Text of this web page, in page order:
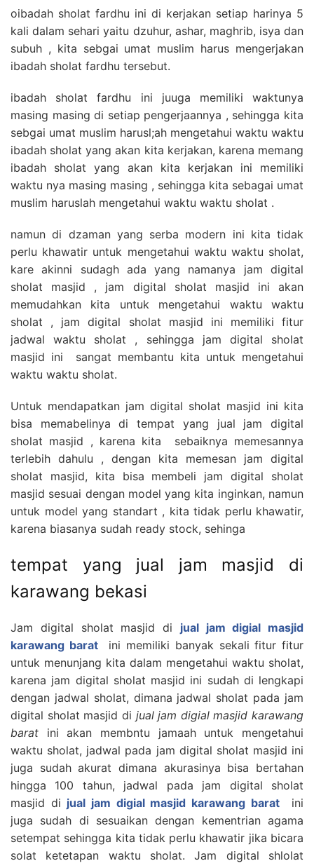
oibadah sholat fardhu ini di kerjakan setiap harinya 5
kali dalam sehari yaitu dzuhur, ashar, maghrib, isya dan
subuh , kita sebgai umat muslim harus mengerjakan
ibadah sholat fardhu tersebut.
ibadah sholat fardhu ini juuga memiliki waktunya
masing masing di setiap pengerjaannya , sehingga kita
sebgai umat muslim harusl;ah mengetahui waktu waktu
ibadah sholat yang akan kita kerjakan, karena memang
ibadah sholat yang akan kita kerjakan ini memiliki
waktu nya masing masing , sehingga kita sebagai umat
muslim haruslah mengetahui waktu waktu sholat .
namun di dzaman yang serba modern ini kita tidak
perlu khawatir untuk mengetahui waktu waktu sholat,
kare akinni sudagh ada yang namanya jam digital
sholat masjid , jam digital sholat masjid ini akan
memudahkan kita untuk mengetahui waktu waktu
sholat , jam digital sholat masjid ini memiliki fitur
jadwal waktu sholat , sehingga jam digital sholat
masjid ini sangat membantu kita untuk mengetahui
waktu waktu sholat.
Untuk mendapatkan jam digital sholat masjid ini kita
bisa memabelinya di tempat yang jual jam digital
sholat masjid , karena kita sebaiknya memesannya
terlebih dahulu , dengan kita memesan jam digital
sholat masjid, kita bisa membeli jam digital sholat
masjid sesuai dengan model yang kita inginkan, namun
untuk model yang standart , kita tidak perlu khawatir,
karena biasanya sudah ready stock, sehinga
tempat yang jual jam masjid di
karawang bekasi
Jam digital sholat masjid di jual jam digial masjid
karawang barat
ini memiliki banyak sekali fitur fitur
untuk menunjang kita dalam mengetahui waktu sholat,
karena jam digital sholat masjid ini sudah di lengkapi
dengan jadwal sholat, dimana jadwal sholat pada jam
digital sholat masjid di jual jam digial masjid karawang
barat ini akan membntu jamaah untuk mengetahui
waktu sholat, jadwal pada jam digital sholat masjid ini
juga sudah akurat dimana akurasinya bisa bertahan
hingga 100 tahun, jadwal pada jam digital sholat
masjid di jual jam digial masjid karawang barat
ini
juga sudah di sesuaikan dengan kementrian agama
setempat sehingga kita tidak perlu khawatir jika bicara
solat ketetapan waktu sholat. Jam digital shlolat